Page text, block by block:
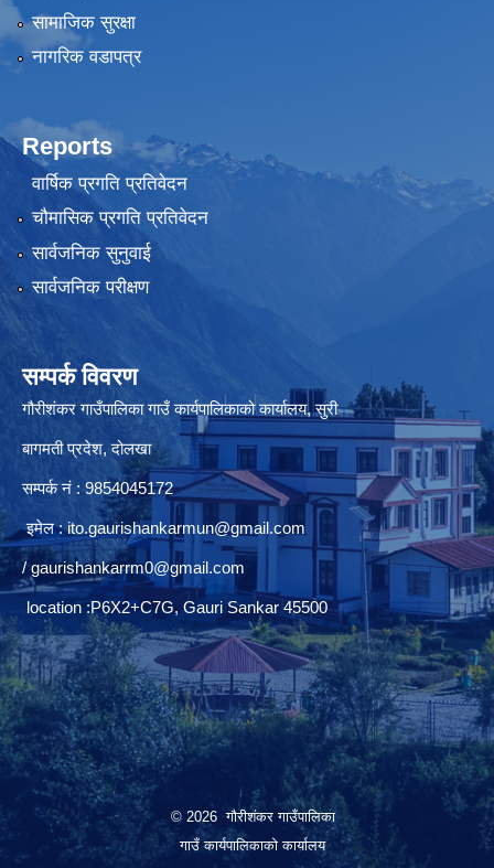
सामाजिक सुरक्षा
नागरिक वडापत्र
Reports
वार्षिक प्रगति प्रतिवेदन
चौमासिक प्रगति प्रतिवेदन
सार्वजनिक सुनुवाई
सार्वजनिक परीक्षण
सम्पर्क विवरण
गौरीशंकर गाउँपालिका गाउँ कार्यपालिकाको कार्यालय, सुरी
बागमती प्रदेश, दोलखा
सम्पर्क नं : 9854045172
इमेल :ito.gaurishankarmun@gmail.com
/gaurishankarrm0@gmail.com
location :P6X2+C7G, Gauri Sankar 45500
© 2026 गौरीशंकर गाउँपालिका
गाउँ कार्यपालिकाको कार्यालय